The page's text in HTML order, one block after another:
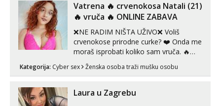
Vatrena ‎️‍🔥 crvenokosa Natali (21)
‎️‍🔥 vruča‎ ️‍🔥 ONLINE ZABAVA
❌NE RADIM NIŠTA UŽIVO❌ Voliš
crvenokose prirodne curke? ❤️ Onda me
moraš isprobati koliko sam vruča.‎ ️‍🔥
MLADA vražica koja ima 100%
prorodne grudi, 💦 Misli su mi uvijek
U mojoj raznolikoj ponudi možeš
pranaći nešto po svojoj mjeri. Sexi videa
Kategorija: Cyber sex Ženska osoba traži mušku osobu
Laura u Zagrebu